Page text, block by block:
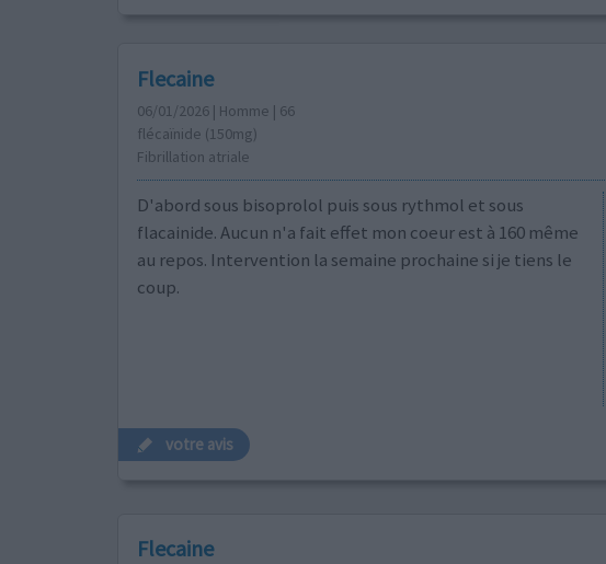
Flecaine
06/01/2026 | Homme | 66
flécaïnide (150mg)
Fibrillation atriale
D'abord sous bisoprolol puis sous rythmol et sous
flacainide. Aucun n'a fait effet mon coeur est à 160 même
au repos. Intervention la semaine prochaine si je tiens le
coup.
votre avis
Flecaine